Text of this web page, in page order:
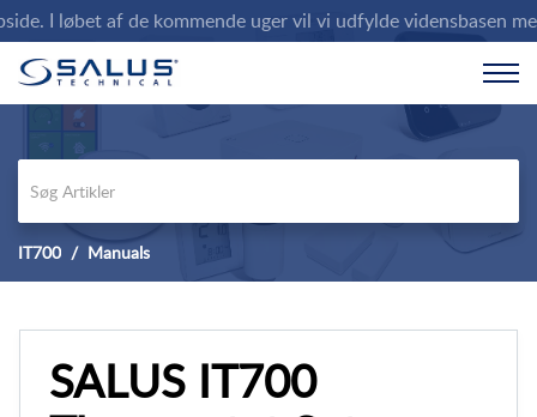
I løbet af de kommende uger vil vi udfylde vidensbasen
IT700 Manuals
SALUS IT700